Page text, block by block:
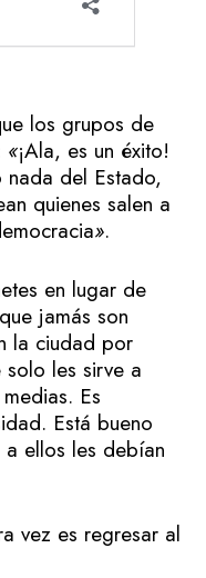
los grupos de
«¡Ala, es un éxito!
del Estado,
quienes salen a
».
en lugar de
jamás son
la ciudad por
les sirve a
Es
Está bueno
ellos les debían
vez es regresar al